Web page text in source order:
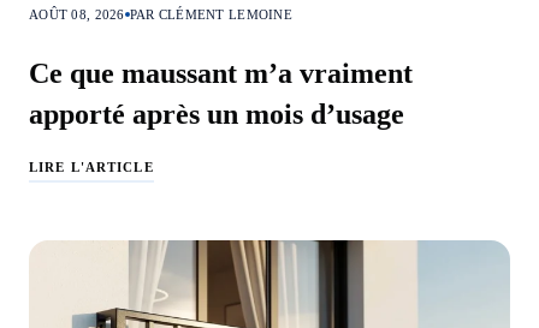
AOÛT 08, 2026 PAR CLÉMENT LEMOINE
Ce que maussant m’a vraiment
apporté après un mois d’usage
LIRE L'ARTICLE